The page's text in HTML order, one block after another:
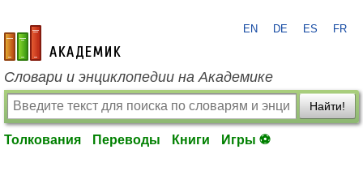
academic.ru
EN DE ES FR
Словари и энциклопедии на Академике
Найти!
Толкования Переводы Книги Игры ⚽